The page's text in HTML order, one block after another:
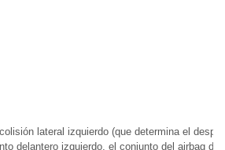
lateral izquierdo (que determina el
delantero izquierdo, el conjunto del airbag de